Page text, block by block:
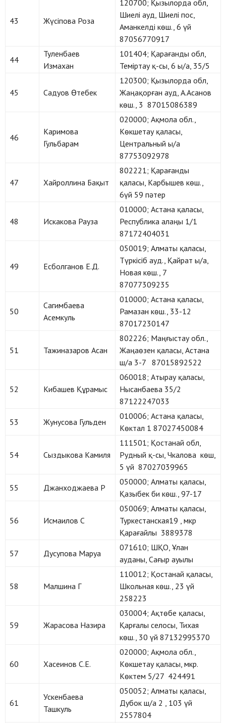
43 Жүсіпова Роза
120700; Қызылорда обл,
Шиелі ауд, Шиелі пос,
Аманкелді көш., 6 үй
87056770917
44
Туленбаев
Измахан
101404; Қарағанды обл,
Теміртау қ-сы, 6 ы/а, 35/5
45 Садуов Өтебек
120300; Қызылорда обл,
Жаңақорған ауд, А.Асанов
көш., 3 87015086389
46
Каримова
Гульбарам
020000; Ақмола обл.,
Көкшетау қаласы,
Центральный ы/а
87753092978
47 Хайроллина Бақыт
802221; Қарағанды
қаласы, Карбышев көш.,
6үй 59 пәтер
48 Искакова Рауза
010000; Астана қаласы,
Республика алаңы 1/1
87172404031
49 Есболганов Е.Д.
050019; Алматы қаласы,
Түркісіб ауд., Қайрат ы/а,
Новая көш., 7
87077309235
50
Сагимбаева
Асемкуль
010000; Астана қаласы,
Рамазан көш., 33-12
87017230147
51 Тажиназаров Асан
802226; Маңғыстау обл.,
Жаңаөзен қаласы, Астана
ш/а 3-7 87015892522
52 Кибашев Құрамыс
060018; Атырау қаласы,
Нысанбаева 35/2
87122247033
53 Жунусова Гульден
010006; Астана қаласы,
Көктал 1 87027450084
54 Сыздыкова Камиля
111501; Қостанай обл,
Рудный қ-сы, Чкалова көш,
5 үй 87027039965
55 Джанходжаева Р
050000; Алматы қаласы,
Қазыбек би көш., 97-17
56 Исмаилов С
050069; Алматы қаласы,
Туркестанская19 , мкр
Қарағайлы 3889378
57 Дусупова Маруа
071610; ШҚО, Ұлан
ауданы, Сағыр ауылы
58 Малшина Г
110012; Қостанай қаласы,
Школьная көш., 23 үй
258223
59 Жарасова Назира
030004; Ақтөбе қаласы,
Қарғалы селосы, Тихая
көш., 30 үй 87132995370
60 Хасеинов С.Е.
020000; Ақмола обл.,
Көкшетау қаласы, мкр.
Көктем 5/27 424491
61
Ускенбаева
Ташкуль
050052; Алматы қаласы,
Дубок ш/а 2 , 103 үй
2557804